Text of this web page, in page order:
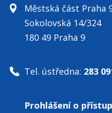
Městská část Praha
Sokolovská 14/324
180 49 Praha 9
Tel. ústředna: 283
Prohlášení o